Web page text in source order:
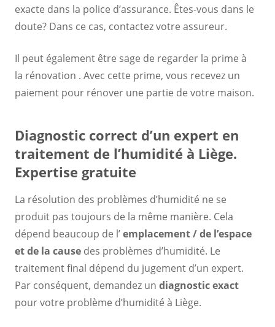
exacte dans la police d’assurance. Êtes-vous dans le
doute? Dans ce cas, contactez votre assureur.
Il peut également être sage de regarder la prime à
la rénovation . Avec cette prime, vous recevez un
paiement pour rénover une partie de votre maison.
Diagnostic correct d’un expert en
traitement de l’humidité à Liège.
Expertise gratuite
La résolution des problèmes d’humidité ne se
produit pas toujours de la même manière. Cela
dépend beaucoup de l’emplacement / de l’espace
et de la cause des problèmes d’humidité. Le
traitement final dépend du jugement d’un expert.
Par conséquent, demandez un diagnostic exact
pour votre problème d’humidité à Liège.